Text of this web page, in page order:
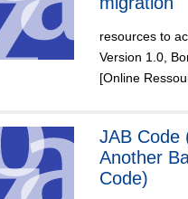
resources to
Version 1.0,
[Online
JAB Code
Another
Code)